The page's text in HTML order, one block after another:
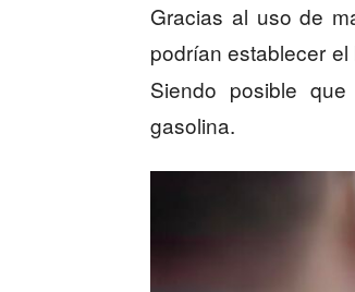
Gracias al uso de
podrían establecer el
Siendo posible
gasolina.